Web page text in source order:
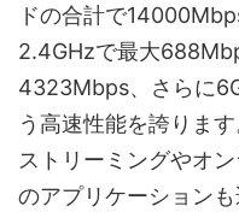
ドの合計で
2.4GHzで最大
4323Mbps、さらに
う高速性能を誇りま
ストリーミングやオ
のアプリケーション